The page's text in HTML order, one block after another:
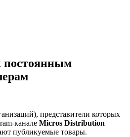
постоянным
представители которых
канале Micros Distribution
публикуемые товары.